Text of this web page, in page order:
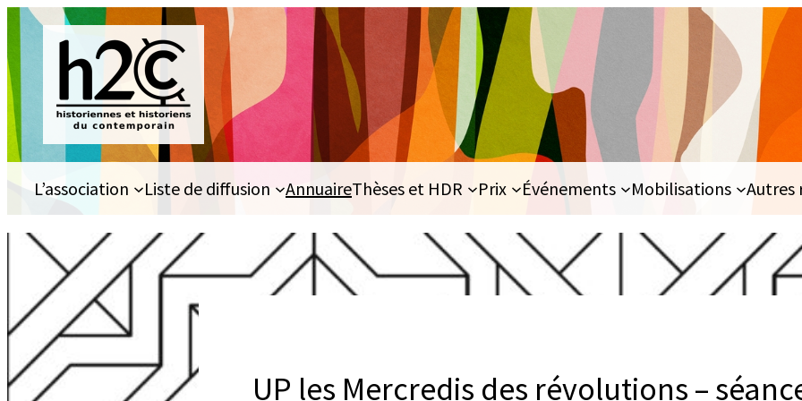
Aller
au
contenu
L’association Liste de diffusion AnnuaireThèses et HDR Prix Événements Mobilisations Autres
UP les Mercredis des révolutions –